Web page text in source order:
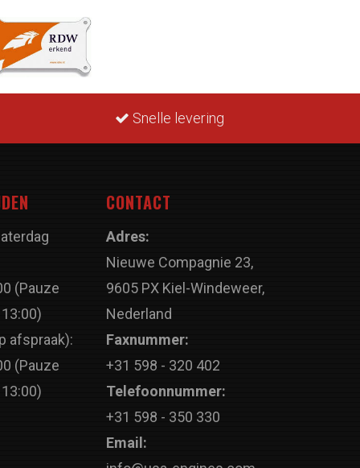
Snelle levering
(Pauze
afspraak):
(Pauze
CONTACT
Adres:
Nieuwe Compagnie 23,
9605 PX Kiel-Windeweer,
Nederland
Faxnummer:
+31 598 - 320 402
Telefoonnummer:
+31 598 - 350 330
Email: